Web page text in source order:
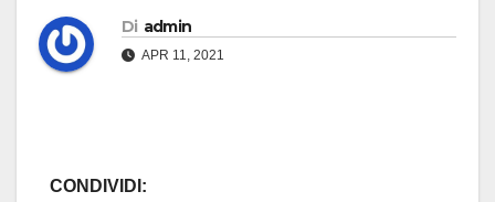
Di admin
APR 11, 2021
CONDIVIDI: